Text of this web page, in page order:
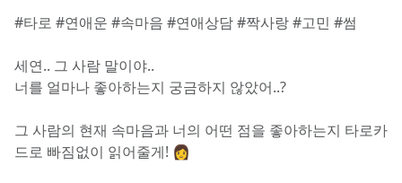
#타로 #연애운 #속마음 #연애상담 #짝사랑 #고민 #썸
세연.. 그 사람 말이야..
너를 얼마나 좋아하는지 궁금하지 않았어..?
그 사람의 현재 속마음과 너의 어떤 점을 좋아하는지 타로카
드로 빠짐없이 읽어줄게! 👩